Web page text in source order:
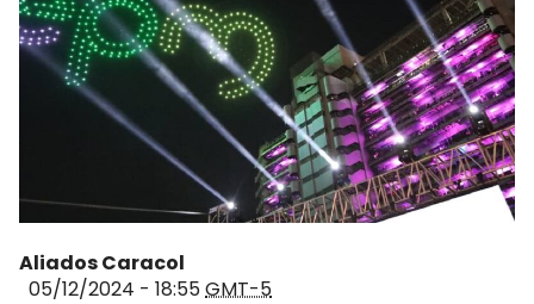
Aliados Caracol
05/12/2024 - 18:55GMT-5